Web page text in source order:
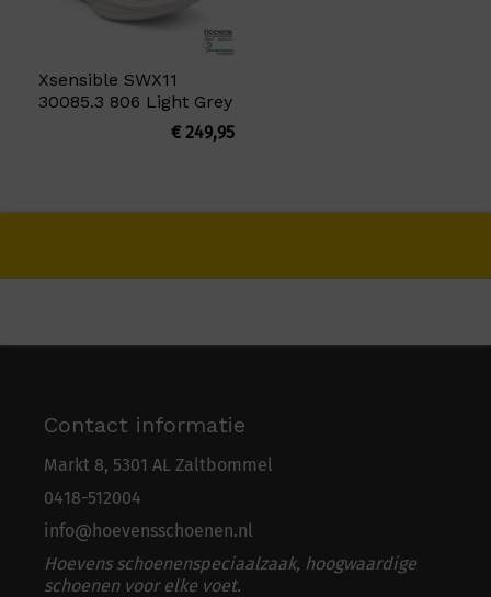
Xsensible SWX11
30085.3 806 Light Grey
€249,95
Contact informatie
Markt 8, 5301 AL Zaltbommel
0418-512004
info@hoevensschoenen.nl
Hoevens schoenenspeciaalzaak, hoogwaardige
schoenen voor elke voet.